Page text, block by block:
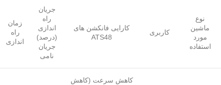
نوع
ماشین
مورد
استفاده
کاربری
کارایی فانکشن های
ATS48
جریان
راه
اندازی
(درصد)
جریان
نامی
زمان
راه
اندازی
کاهش سرعت (کاهش